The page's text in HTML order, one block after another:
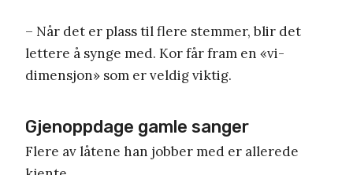
– Når det er plass til flere stemmer, blir det
lettere å synge med. Kor får fram en «vi-
dimensjon» som er veldig viktig.
Gjenoppdage gamle sanger
Flere av låtene han jobber med er allerede